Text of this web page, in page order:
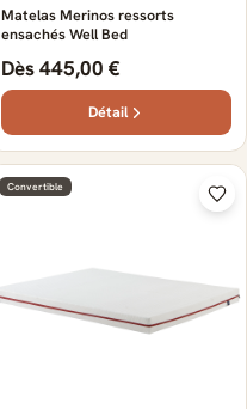
Matelas Merinos ressorts
ensachés Well Bed
Dès 445,00 €
Détail
Convertible